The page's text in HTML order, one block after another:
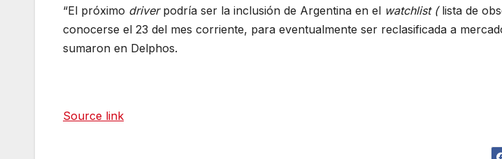
“El próximo driverpodría ser la inclusión de Argentina en el watchlist (lista de
conocerse el 23 del mes corriente, para eventualmente ser reclasificada a
sumaron en Delphos.
Source link